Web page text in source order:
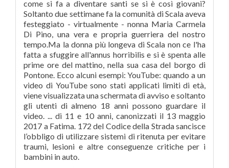
come si fa a diventare santi se si è così giovani?
Soltanto due settimane fa la comunità di Scala aveva
festeggiato - virtualmente - nonna Maria Carmela
Di Pino, una vera e propria guerriera del nostro
tempo.Ma la donna più longeva di Scala non ce l'ha
fatta a sfuggire all'annus horribilis e si è spenta alle
prime ore del mattino, nella sua casa del borgo di
Pontone. Ecco alcuni esempi: YouTube: quando a un
video di YouTube sono stati applicati limiti di età,
viene visualizzata una schermata di avviso e soltanto
gli utenti di almeno 18 anni possono guardare il
video. ... di 11 e 10 anni, canonizzati il 13 maggio
2017 a Fatima. 172 del Codice della Strada sancisce
l’obbligo di utilizzare sistemi di ritenuta per evitare
traumi, lesioni e altre conseguenze critiche per i
bambini in auto.